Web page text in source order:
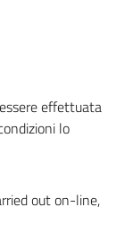
effettuata
lo
out on-line,